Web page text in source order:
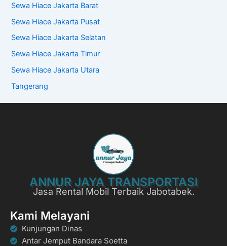
Sewa Hiace Jakarta Barat
Sewa Hiace Jakarta Pusat
Sewa Hiace Jakarta Selatan
Sewa Hiace Jakarta Timur
Sewa Hiace Jakarta Utara
Tangerang
ANNUR JAYA TRANSPORTASI
Jasa Rental Mobil Terbaik Jabotabek.
Kami Melayani
Kunjungan Dinas
Antar Jemput Bandara Soetta